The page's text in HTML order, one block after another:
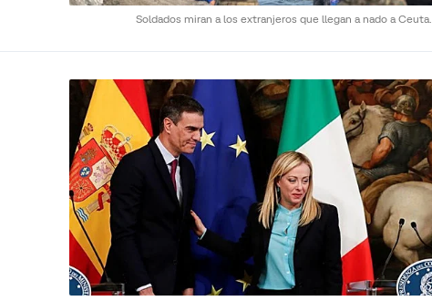
Soldados miran a los extranjeros que llegan a nado a Ceuta.